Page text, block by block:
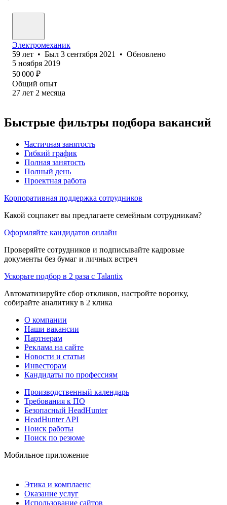
Электромеханик
59 лет • Был 3 сентября 2021 • Обновлено
5 ноября 2019
50 000 ₽
Общий опыт
27 лет 2 месяца
Быстрые фильтры подбора вакансий
Частичная занятость
Гибкий график
Полная занятость
Полный день
Проектная работа
Корпоративная поддержка сотрудников
Какой соцпакет вы предлагаете семейным сотрудникам?
Оформляйте кандидатов онлайн
Проверяйте сотрудников и подписывайте кадровые
документы без бумаг и личных встреч
Ускорьте подбор в 2 раза с Talantix
Автоматизируйте сбор откликов, настройте воронку,
собирайте аналитику в 2 клика
О компании
Наши вакансии
Партнерам
Реклама на сайте
Новости и статьи
Инвесторам
Кандидаты по профессиям
Производственный календарь
Требования к ПО
Безопасный HeadHunter
HeadHunter API
Поиск работы
Поиск по резюме
Мобильное приложение
Этика и комплаенс
Оказание услуг
Использование сайтов